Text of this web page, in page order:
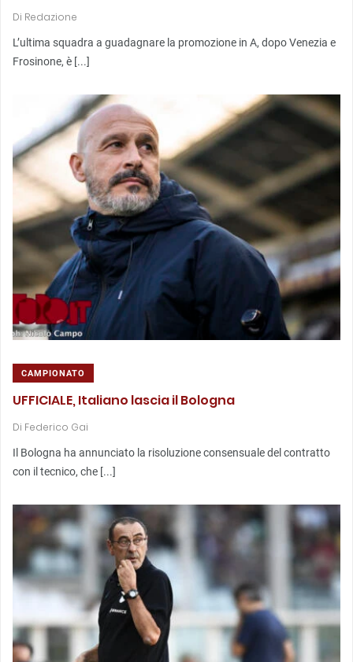
Di Redazione
L’ultima squadra a guadagnare la promozione in A, dopo Venezia e
Frosinone, è [...]
CAMPIONATO
UFFICIALE, Italiano lascia il Bologna
Di Federico Gai
Il Bologna ha annunciato la risoluzione consensuale del contratto
con il tecnico, che [...]